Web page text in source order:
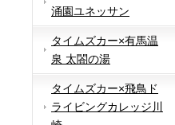
涌園ユネッサン
タイムズカー×有馬温
泉 太閤の湯
タイムズカー×飛鳥ド
ライビングカレッジ川